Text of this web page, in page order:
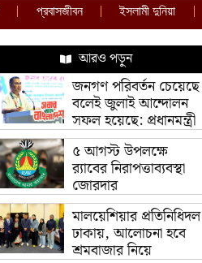
প্রবাসজীবন ইসলামী দুনিয়া
আরও পড়ুন
জনগণ পরিবর্তন চেয়েছে
বলেই জুলাই আন্দোলন
সফল হয়েছে: প্রধানমন্ত্রী
৫ আগস্ট উপলক্ষে
র‌্যাবের নিরাপত্তাব্যবস্থা
জোরদার
মালয়েশিয়ার প্রতিনিধিদল
ঢাকায়, আলোচনা হবে
শ্রমবাজার নিয়ে